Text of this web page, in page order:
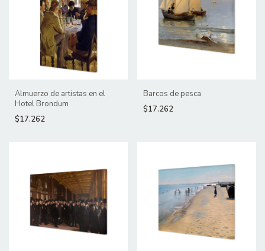
Almuerzo de artistas en el
Hotel Brondum
$17.262
Barcos de pesca
$17.262